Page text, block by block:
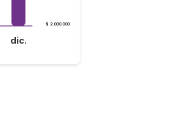
$ 2.000.000
dic.